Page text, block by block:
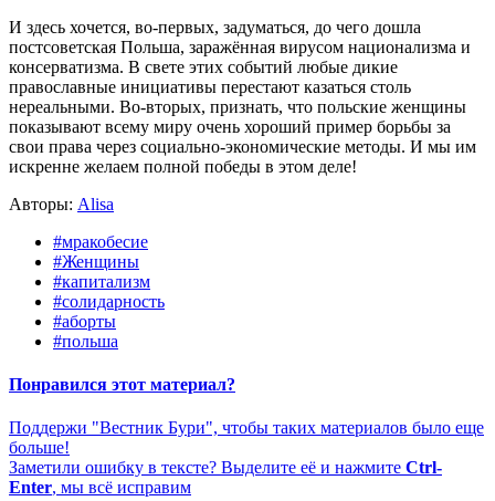
И здесь хочется, во-первых, задуматься, до чего дошла
постсоветская Польша, заражённая вирусом национализма и
консерватизма. В свете этих событий любые дикие
православные инициативы перестают казаться столь
нереальными. Во-вторых, признать, что польские женщины
показывают всему миру очень хороший пример борьбы за
свои права через социально-экономические методы. И мы им
искренне желаем полной победы в этом деле!
Авторы: Alisa
#мракобесие
#Женщины
#капитализм
#солидарность
#аборты
#польша
Понравился этот материал?
Поддержи "Вестник Бури", чтобы таких материалов было еще
больше!
Заметили ошибку в тексте? Выделите её и нажмите Ctrl-
Enter, мы всё исправим